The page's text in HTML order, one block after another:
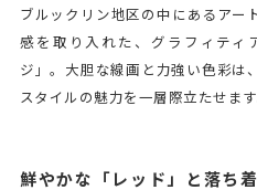
ブルックリン地区の中にあるアー
感を取り入れた、グラフィティ
ジ」。大胆な線画と力強い色彩は
スタイルの魅力を一層際立たせます
鮮やかな「レッド」と落ち